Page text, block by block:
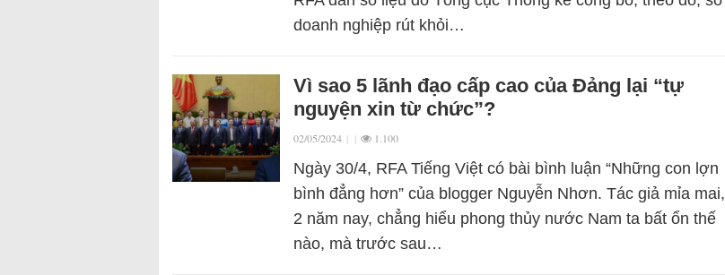
doanh nghiệp rút khỏi…
Vì sao 5 lãnh đạo cấp cao của Đảng lại “tự
nguyện xin từ chức”?
02/05/2024 | | 1.100
Ngày 30/4, RFA Tiếng Việt có bài bình luận “Những con lợn
bình đẳng hơn” của blogger Nguyễn Nhơn. Tác giả mỉa mai,
2 năm nay, chẳng hiểu phong thủy nước Nam ta bất ổn thế
nào, mà trước sau…